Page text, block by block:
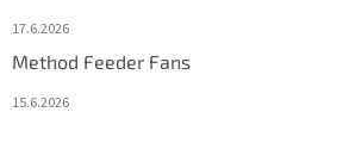
17.6.2026
Method Feeder Fans
15.6.2026